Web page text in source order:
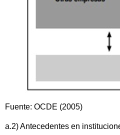
Fuente: OCDE (2005)
a.2) Antecedentes en